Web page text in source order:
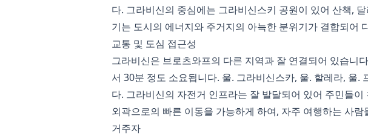
다. 그라비신의 중심에는 그라비신스키 공원이 있어 산책,
기는 도시의 에너지와 주거지의 아늑한 분위기가 결합되어
교통 및 도심 접근성
그라비신은 브로츠와프의 다른 지역과 잘 연결되어 있습니
서 30분 정도 소요됩니다. 울. 그라비신스카, 울. 할레라, 울
다. 그라비신의 자전거 인프라는 잘 발달되어 있어 주민들
외곽으로의 빠른 이동을 가능하게 하여, 자주 여행하는 사람
거주자